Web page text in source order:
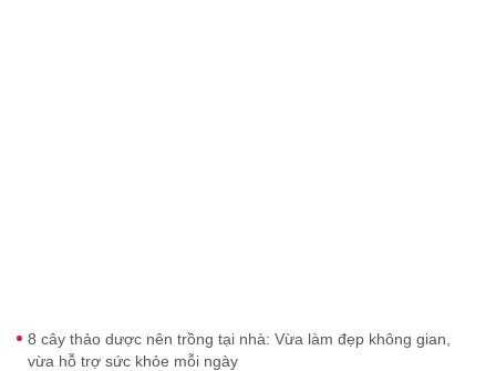
8 cây thảo dược nên trồng tại nhà: Vừa làm đẹp không gian,
vừa hỗ trợ sức khỏe mỗi ngày